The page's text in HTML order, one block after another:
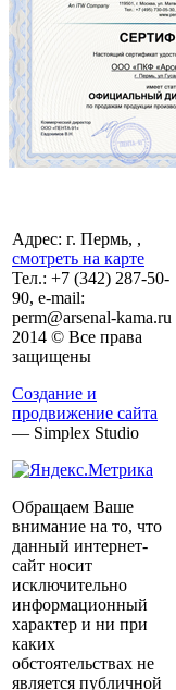
Адрес: г. Пермь, ,
смотреть на карте
Тел.: +7 (342) 287-50-
90, e-mail:
perm@arsenal-kama.ru
2014 © Все права
защищены
Создание и
продвижение сайта
— Simplex Studio
Обращаем Ваше
внимание на то, что
данный интернет-
сайт носит
исключительно
информационный
характер и ни при
каких
обстоятельствах не
является публичной